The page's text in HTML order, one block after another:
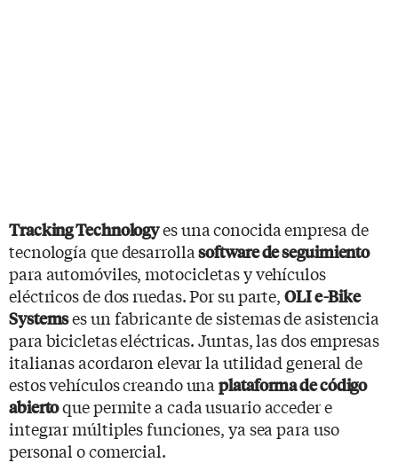
Tracking Technologyes una conocida empresa de
tecnología que desarrollasoftware de seguimiento
para automóviles, motocicletas y vehículos
eléctricos de dos ruedas. Por su parte, OLI e-Bike
Systemses un fabricante de sistemas de asistencia
para bicicletas eléctricas. Juntas, las dos empresas
italianas acordaron elevar la utilidad general de
estos vehículos creando unaplataforma de código
abiertoque permite a cada usuario acceder e
integrar múltiples funciones, ya sea para uso
personal o comercial.